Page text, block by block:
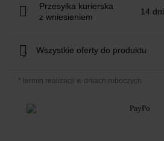
Przesyłka kurierska
z wniesieniem
14 dni
2 Wszystkie oferty do produktu
* termin realizacji w dniach roboczych